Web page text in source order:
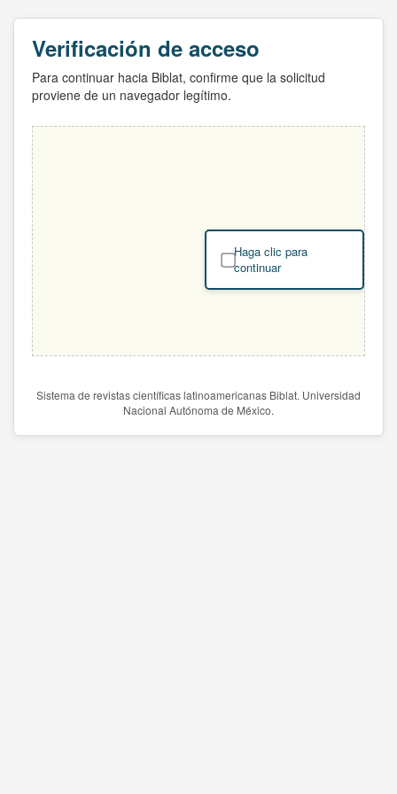
Verificación de acceso
Para continuar hacia Biblat, confirme que la solicitud
proviene de un navegador legítimo.
Haga clic para
continuar
Sistema de revistas científicas latinoamericanas Biblat. Universidad
Nacional Autónoma de México.